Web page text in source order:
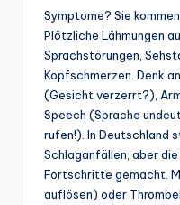
Symptome? Sie
Plötzliche Lähmungen
Sprachstörungen,
Kopfschmerzen. Denk
(Gesicht verzerrt?),
Speech (Sprache
rufen!). In Deutschland
Schlaganfällen, aber
Fortschritte gemacht.
auflösen) oder